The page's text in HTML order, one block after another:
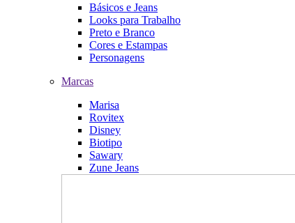
Básicos e Jeans
Looks para Trabalho
Preto e Branco
Cores e Estampas
Personagens
Marcas
Marisa
Rovitex
Disney
Biotipo
Sawary
Zune Jeans